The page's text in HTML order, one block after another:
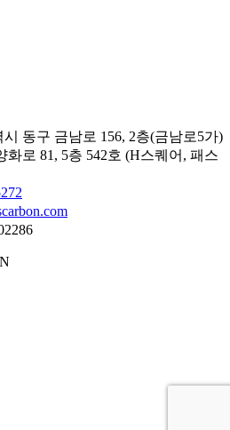
동구 금남로 156, 2층(금남로5가)
화로 81, 5층 542호 (H스퀘어, 패스